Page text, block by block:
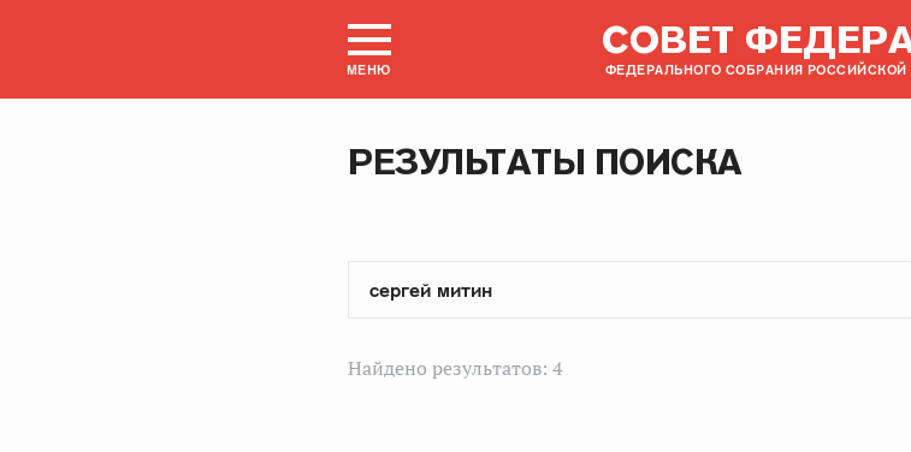
МЕНЮ
СОВЕТ
ФЕДЕРАЛЬНОГО СОБРАНИЯ
РЕЗУЛЬТАТЫ ПОИСКА
Найдено результатов: 4